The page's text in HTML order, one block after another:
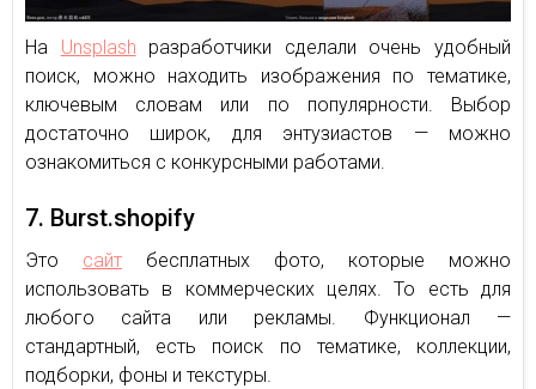
На Unsplash разработчики сделали очень удобный
поиск, можно находить изображения по тематике,
ключевым словам или по популярности. Выбор
достаточно широк, для энтузиастов — можно
ознакомиться с конкурсными работами.
7. Burst.shopify
Это сайт бесплатных фото, которые можно
использовать в коммерческих целях. То есть для
любого сайта или рекламы. Функционал —
стандартный, есть поиск по тематике, коллекции,
подборки, фоны и текстуры.